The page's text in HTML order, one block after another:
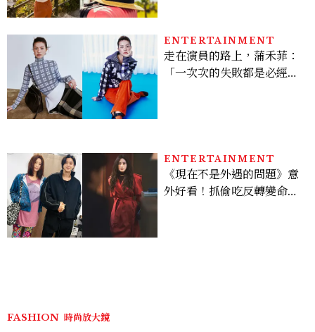
ENTERTAINMENT
走在演員的路上，蒲禾菲：
「一次次的失敗都是必經過
ENTERTAINMENT
《現在不是外遇的問題》意
外好看！抓偷吃反轉變命
FASHION 時尚放大鏡